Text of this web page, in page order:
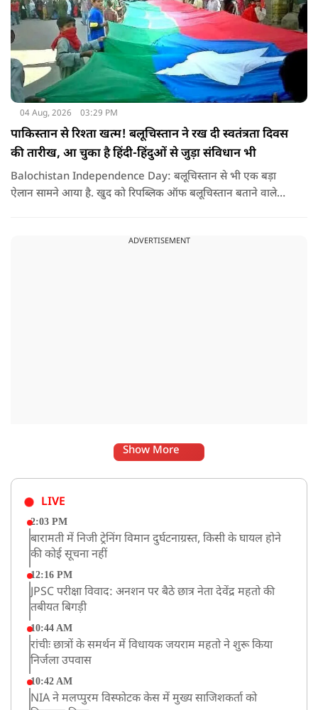
04 Aug, 2026 03:29 PM
पाकिस्तान से रिश्ता खत्म! बलूचिस्तान ने रख दी स्वतंत्रता दिवस
की तारीख, आ चुका है हिंदी-हिंदुओं से जुड़ा संविधान भी
Balochistan Independence Day: बलूचिस्तान से भी एक बड़ा
ऐलान सामने आया है. खुद को रिपब्लिक ऑफ बलूचिस्तान बताने वाले
ADVERTISEMENT
Show More
LIVE
2:03 PM
बारामती में निजी ट्रेनिंग विमान दुर्घटनाग्रस्त, किसी के घायल होने
की कोई सूचना नहीं
12:16 PM
JPSC परीक्षा विवाद: अनशन पर बैठे छात्र नेता देवेंद्र महतो की
तबीयत बिगड़ी
10:44 AM
रांचीः छात्रों के समर्थन में विधायक जयराम महतो ने शुरू किया
निर्जला उपवास
10:42 AM
NIA ने मलप्पुरम विस्फोटक केस में मुख्य साजिशकर्ता को